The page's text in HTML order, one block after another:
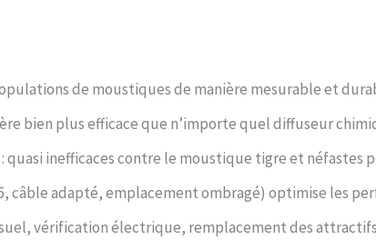
de moustiques de manière mesurable et
bien plus efficace que n’importe quel diffuseur
inefficaces contre le moustique tigre et néfastes
câble adapté, emplacement ombragé) optimise les
vérification électrique, remplacement des